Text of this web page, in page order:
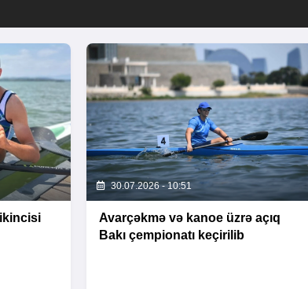
30.07.2026 - 10:51
Avarçəkmə və kanoe üzrə açıq
Bakı çempionatı keçirilib